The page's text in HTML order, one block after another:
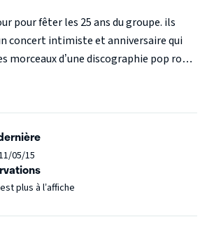
pour fêter les 25 ans du groupe. ils
concert intimiste et anniversaire qui
morceaux d’une discographie pop rock
05/15
plus à l’affiche